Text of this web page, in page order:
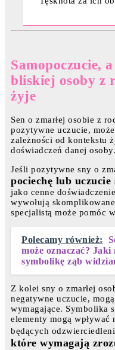
Samopoczucie,
bliskiej osoby z
żyje
Sen o zmarłej osobie z
pozytywne uczucie,
zależności od kontekstu
doświadczeń danej osoby.
Jeśli pozytywne sny o
pociechę lub uczucie
jako cenne
wywołują
specjalistą może pomóc
Polecamy również:
może oznaczać?
symbolikę ząb
Z kolei sny o zmarłej
negatywne uczucie,
wymagające. Symbolika
elementy mogą wpływać
będących
które wymagają